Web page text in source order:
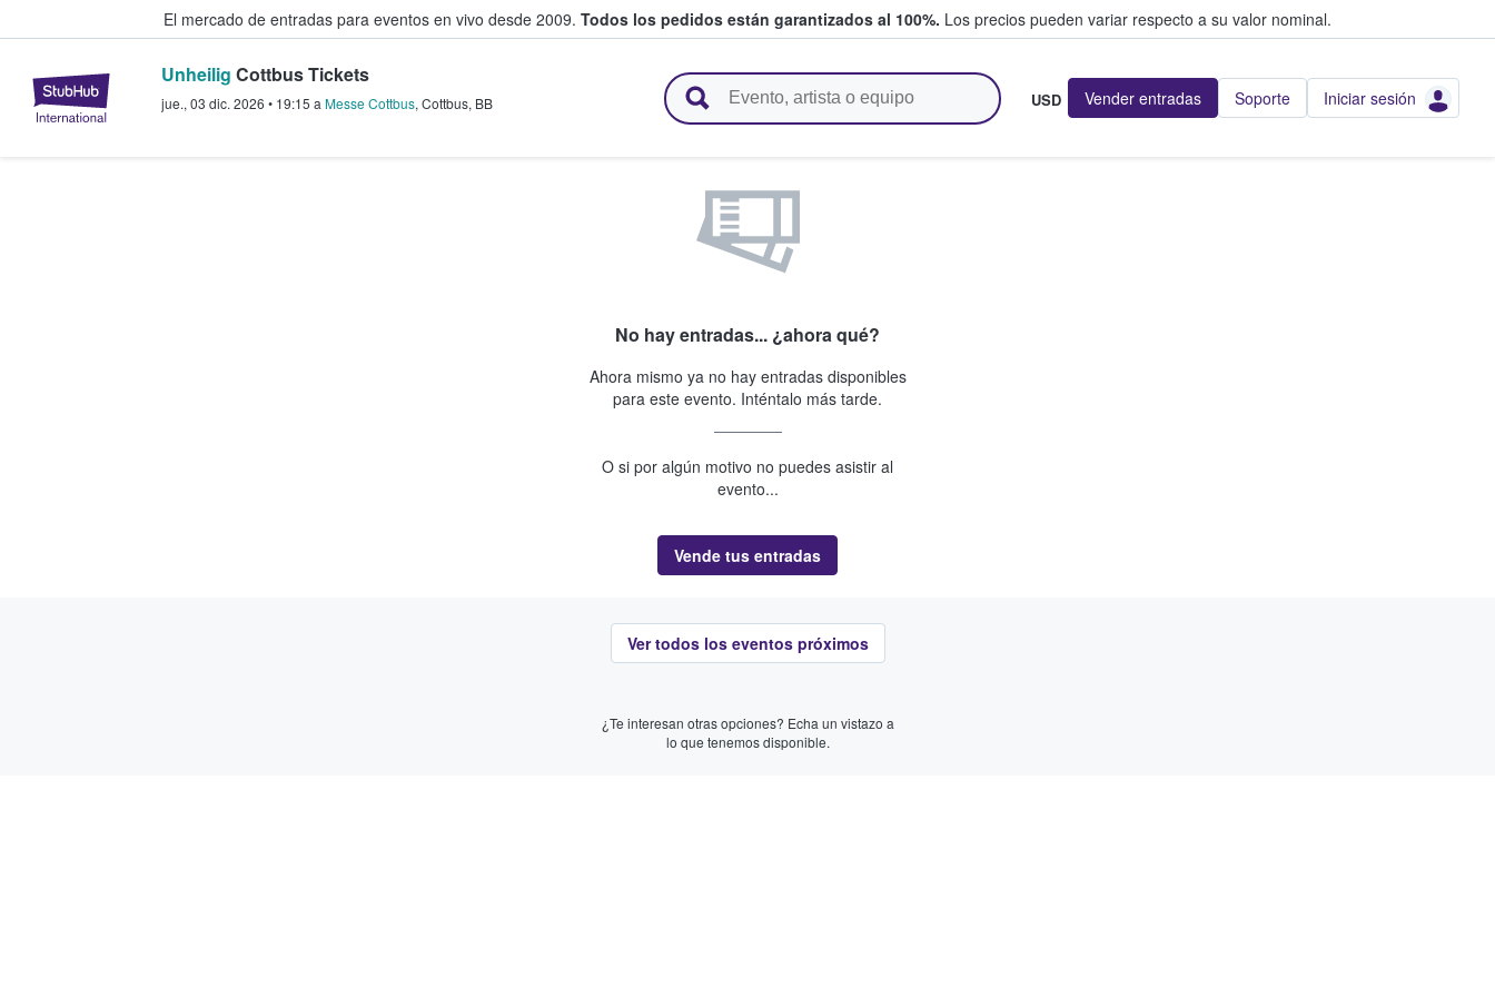
El mercado de entradas para eventos en vivo desde 2009. Todos los pedidos están garantizados al 100%. Los precios pueden variar respecto a su valor nominal.
StubHub: compra y venta de entradas entre fans
Unheilig Cottbus Tickets
jue., 03 dic. 2026 • 19:15 a Messe Cottbus, Cottbus, BB USD Vender entradas Soporte Iniciar sesión
No hay entradas... ¿ahora qué?
Ahora mismo ya no hay entradas disponibles
para este evento. Inténtalo más tarde.
O si por algún motivo no puedes asistir al
evento...
Vende tus entradas
Ver todos los eventos próximos
¿Te interesan otras opciones? Echa un vistazo a
lo que tenemos disponible.